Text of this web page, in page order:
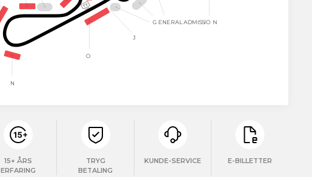
15+ ÅRS
ERFARING
TRYG
BETALING
KUNDE-SERVICE E-BILLETTER